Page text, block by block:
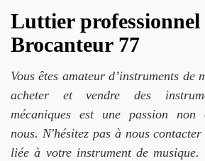
Luttier professionnel
Brocanteur 77
Vous êtes amateur d’instruments de
acheter et vendre des
mécaniques est une passion non
nous. N'hésitez pas à nous
liée à votre instrument de musique.